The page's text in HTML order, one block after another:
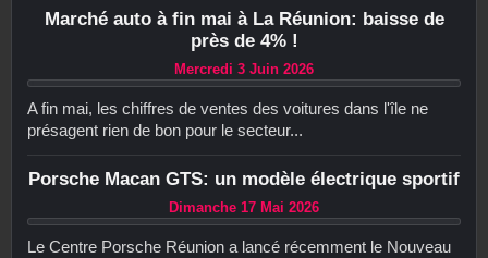
Marché auto à fin mai à La Réunion: baisse de
près de 4% !
Mercredi 3 Juin 2026
A fin mai, les chiffres de ventes des voitures dans l'île ne
présagent rien de bon pour le secteur...
Porsche Macan GTS: un modèle électrique sportif
Dimanche 17 Mai 2026
Le Centre Porsche Réunion a lancé récemment le Nouveau